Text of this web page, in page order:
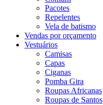
Pacotes
Repelentes
Vela de batismo
Vendas por orçamento
Vestuários
Camisas
Capas
Ciganas
Pomba Gira
Roupas Africanas
Roupas de Santos